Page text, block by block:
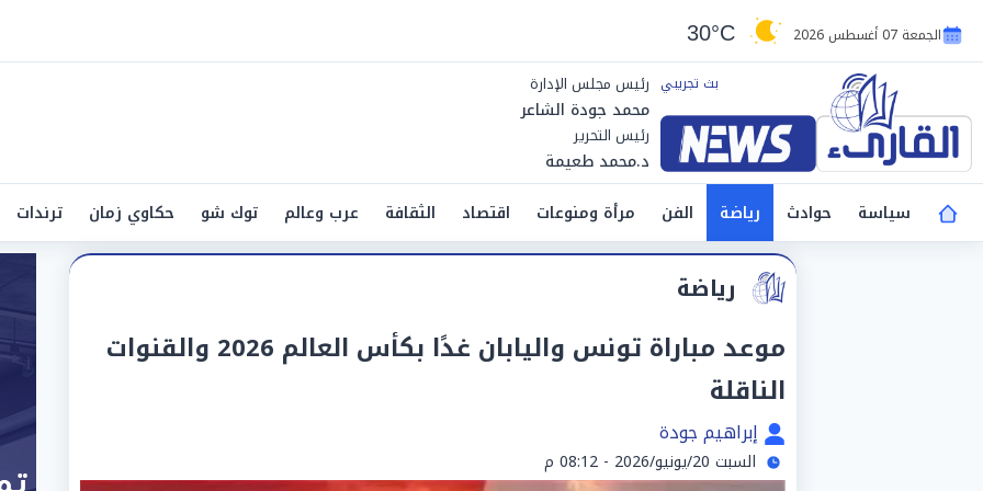
الجمعة 07 أغسطس 2026 30°C
رئيس مجلس الإدارة
محمد جودة الشاعر
رئيس التحرير
د.محمد طعيمة
سياسة
حوادث رياضة الفن مرأة ومنوعات اقتصاد الثقافة عرب وعالم توك شو حكاوي زمان ترندات
رياضة
موعد مباراة تونس واليابان غدًا بكأس العالم 2026 والقنوات
الناقلة
إبراهيم جودة
السبت 20/يونيو/2026 - 08:12 م